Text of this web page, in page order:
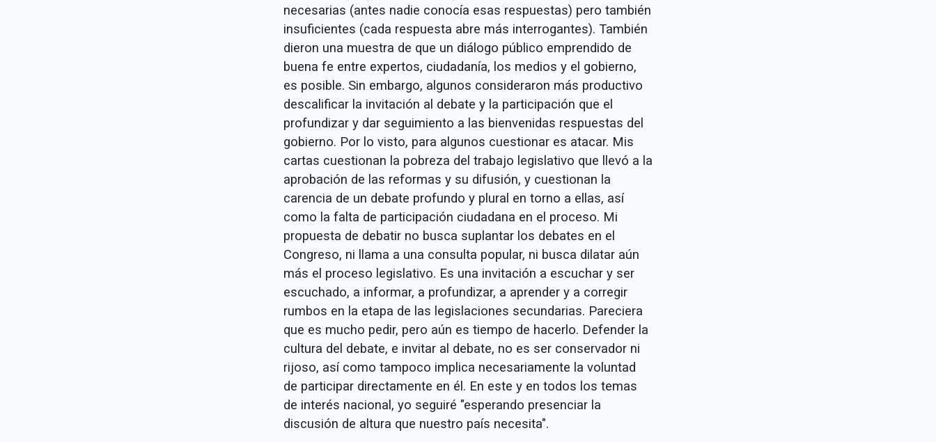
necesarias (antes nadie conocía esas respuestas) pero también
insuficientes (cada respuesta abre más interrogantes). También
dieron una muestra de que un diálogo público emprendido de
buena fe entre expertos, ciudadanía, los medios y el gobierno,
es posible. Sin embargo, algunos consideraron más productivo
descalificar la invitación al debate y la participación que el
profundizar y dar seguimiento a las bienvenidas respuestas del
gobierno. Por lo visto, para algunos cuestionar es atacar. Mis
cartas cuestionan la pobreza del trabajo legislativo que llevó a la
aprobación de las reformas y su difusión, y cuestionan la
carencia de un debate profundo y plural en torno a ellas, así
como la falta de participación ciudadana en el proceso. Mi
propuesta de debatir no busca suplantar los debates en el
Congreso, ni llama a una consulta popular, ni busca dilatar aún
más el proceso legislativo. Es una invitación a escuchar y ser
escuchado, a informar, a profundizar, a aprender y a corregir
rumbos en la etapa de las legislaciones secundarias. Pareciera
que es mucho pedir, pero aún es tiempo de hacerlo. Defender la
cultura del debate, e invitar al debate, no es ser conservador ni
rijoso, así como tampoco implica necesariamente la voluntad
de participar directamente en él. En este y en todos los temas
de interés nacional, yo seguiré "esperando presenciar la
discusión de altura que nuestro país necesita".